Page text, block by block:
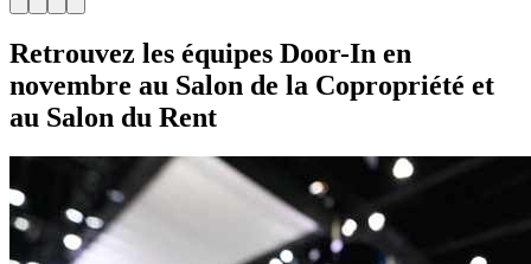
Retrouvez les équipes Door-In en
novembre au Salon de la Copropriété et
au Salon du Rent